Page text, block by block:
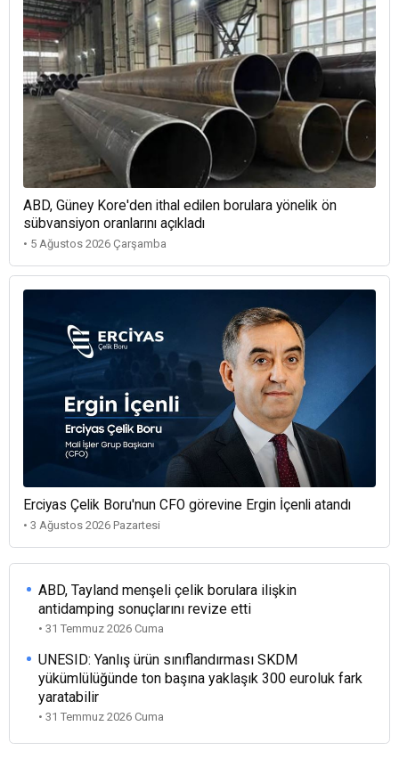
ABD, Güney Kore'den ithal edilen borulara yönelik ön
sübvansiyon oranlarını açıkladı
• 5 Ağustos 2026 Çarşamba
Erciyas Çelik Boru'nun CFO görevine Ergin İçenli atandı
• 3 Ağustos 2026 Pazartesi
ABD, Tayland menşeli çelik borulara ilişkin
antidamping sonuçlarını revize etti
• 31 Temmuz 2026 Cuma
UNESID: Yanlış ürün sınıflandırması SKDM
yükümlülüğünde ton başına yaklaşık 300 euroluk fark
yaratabilir
• 31 Temmuz 2026 Cuma